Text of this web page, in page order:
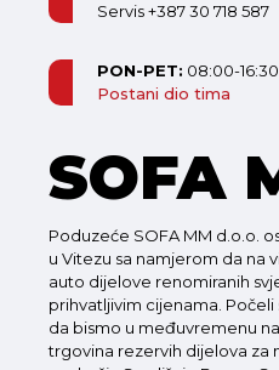
Servis +387 30 718 587
PON-PET: 08:00-16:30
Postani dio tima
SOFA
Poduzeće SOFA MM d.o.o.
u Vitezu sa namjerom da na
auto dijelove renomiranih
prihvatljivim cijenama.
da bismo u međuvremenu
trgovina rezervih dijelova za